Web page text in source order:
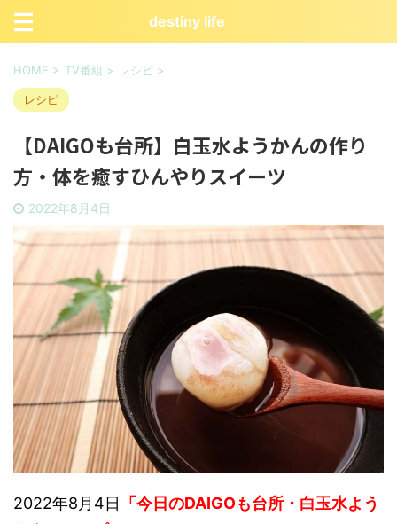
destiny life
HOME > TV番組 > レシピ >
レシピ
【DAIGOも台所】白玉水ようかんの作り
方・体を癒すひんやりスイーツ
2022年8月4日
2022年8月4日
「今日のDAIGOも台所・白玉水よう